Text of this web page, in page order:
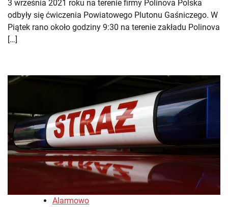
3 września 2021 roku na terenie firmy Polinova Polska
odbyły się ćwiczenia Powiatowego Plutonu Gaśniczego. W
Piątek rano około godziny 9:30 na terenie zakładu Polinova
[…]
Alarmowo